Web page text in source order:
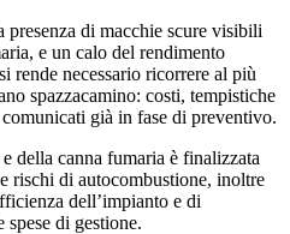
presenza di macchie scure visibili
e un calo del rendimento
rende necessario ricorrere al più
spazzacamino: costi, tempistiche
già in fase di preventivo.
della canna fumaria è finalizzata
rischi di autocombustione, inoltre
dell’impianto e di
di gestione.